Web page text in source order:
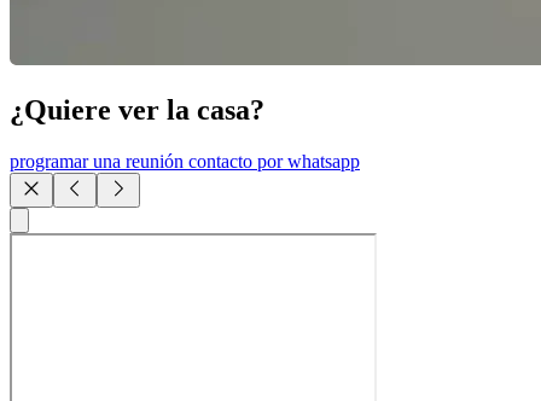
¿Quiere ver la casa?
programar una reunión contacto por whatsapp